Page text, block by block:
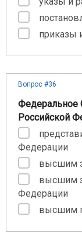
приказы
Вопрос #36
Федеральное
Российской
Федерации
высшим
высшим
Федерации
высшим